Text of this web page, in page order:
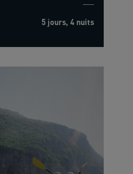
5 jours, 4 nuits